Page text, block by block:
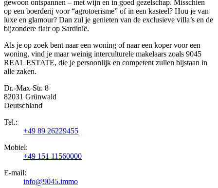
gewoon ontspannen – met wijn en in goed gezelschap. Misschien
op een boerderij voor “agrotoerisme” of in een kasteel? Hou je van
luxe en glamour? Dan zul je genieten van de exclusieve villa’s en de
bijzondere flair op Sardinië.
Als je op zoek bent naar een woning of naar een koper voor een
woning, vind je maar weinig interculturele makelaars zoals 9045
REAL ESTATE, die je persoonlijk en competent zullen bijstaan in
alle zaken.
Dr.-Max-Str. 8
82031 Grünwald
Deutschland
Tel.:
+49 89 26229455
Mobiel:
+49 151 11560000
E-mail:
info@9045.immo